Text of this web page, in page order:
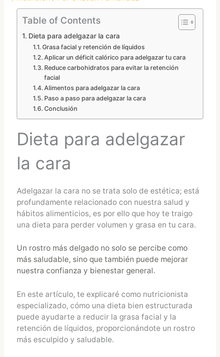
Table of Contents
Dieta para adelgazar la cara
Grasa facial y retención de líquidos
Aplicar un déficit calórico para adelgazar tu cara
Reduce carbohidratos para evitar la retención
facial
Alimentos para adelgazar la cara
Paso a paso para adelgazar la cara
Conclusión
Dieta para adelgazar
la cara
Adelgazar la cara no se trata solo de estética; está
profundamente relacionado con nuestra salud y
hábitos alimenticios, es por ello que hoy te traigo
una dieta para perder volumen y grasa en tu cara.
Un rostro más delgado no solo se percibe como
más saludable, sino que también puede mejorar
nuestra confianza y bienestar general.
En este artículo, te explicaré como nutricionista
especializado, cómo una dieta bien estructurada
puede ayudarte a reducir la grasa facial y la
retención de líquidos, proporcionándote un rostro
más esculpido y saludable.